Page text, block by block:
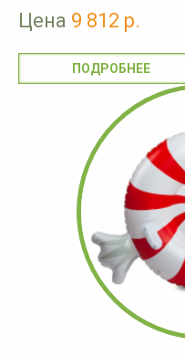
Цена 9 812 р.
ПОДРОБНЕЕ